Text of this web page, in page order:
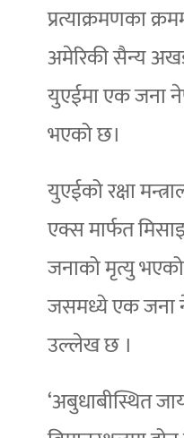
प्रत्याक्रमणका
अमेरिकी सैन्य
युएईमा एक जना
भएको छ।
युएईको रक्षा
एक्स मार्फत
जनाको मृत्यु भएको
जसमध्ये एक जना
उल्लेख छ ।
‘अबुधाबीस्थित